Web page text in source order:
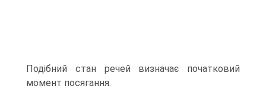
Подібний стан речей визначає початковий
момент посягання.